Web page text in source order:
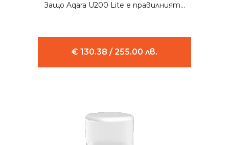
Защо Aqara U200 Lite е правилният...
€ 130.38 / 255.00 лв.